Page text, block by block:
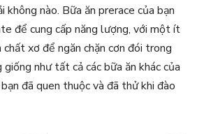
không nào. Bữa ăn prerace của bạn
để cung cấp năng lượng, với một ít
xơ để ngăn chặn cơn đói trong
như tất cả các bữa ăn khác của
đã quen thuộc và đã thử khi đào